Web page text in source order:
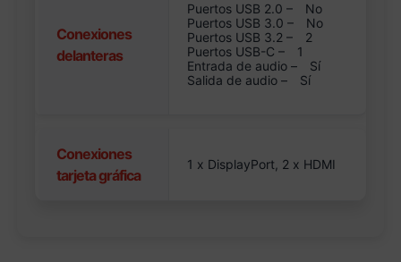
Conexiones
delanteras
Puertos USB 2.0 –
No
Puertos USB 3.0 –
No
Puertos USB 3.2 –
2
Puertos USB-C –
1
Entrada de audio –
Sí
Salida de audio –
Sí
Conexiones
tarjeta gráfica
1 x DisplayPort, 2 x HDMI